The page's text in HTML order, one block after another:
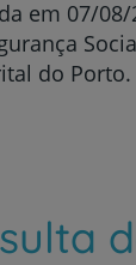
em 07/
do Porto.